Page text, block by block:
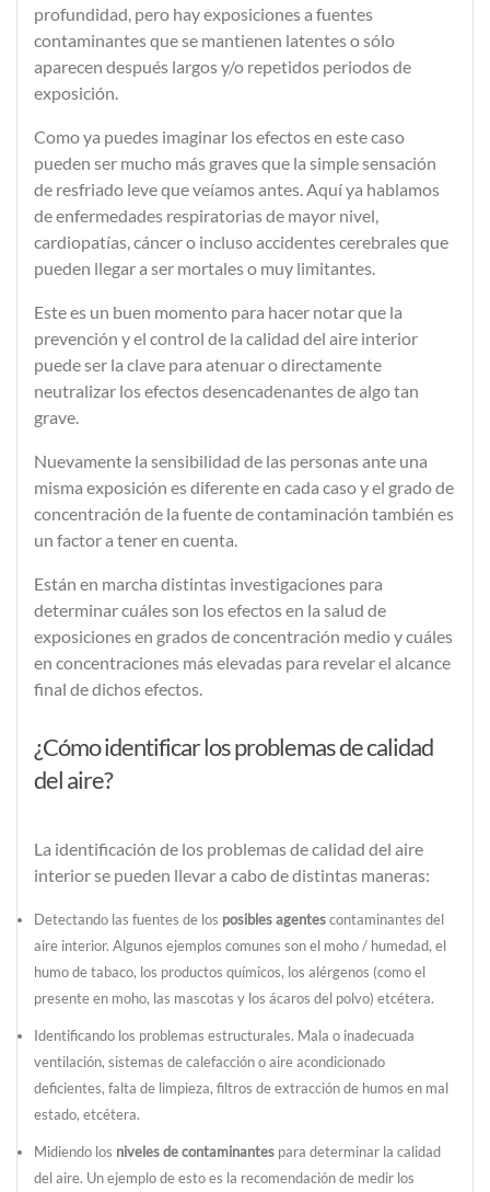
profundidad, pero hay exposiciones a fuentes
contaminantes que se mantienen latenteso sólo
aparecen después largos y/o repetidos periodos de
exposición.
Como ya puedes imaginar los efectos en este caso
pueden ser mucho más graves que la simple sensación
de resfriado leve que veíamos antes. Aquí ya hablamos
deenfermedades respiratoriasde mayor nivel,
cardiopatías,cáncero inclusoaccidentes cerebralesque
pueden llegar a ser mortales o muy limitantes.
Este es un buen momento para hacer notar que la
prevención y el control de la calidad del aire interior
puede ser la clave para atenuar o directamente
neutralizar los efectos desencadenantes de algo tan
grave.
Nuevamente la sensibilidad de las personas ante una
misma exposición es diferente en cada caso y el grado de
concentración de la fuente de contaminación también es
un factor a tener en cuenta.
Están en marcha distintas investigaciones para
determinar cuáles son los efectos en la salud de
exposiciones en grados de concentración medio y cuáles
en concentraciones más elevadas para revelar el alcance
final de dichos efectos.
¿Cómo identificar los problemas de calidad
del aire?
La identificación de los problemas de calidad del aire
interior se pueden llevar a cabo de distintas maneras:
Detectando las fuentes de los posibles agentescontaminantes del
aire interior. Algunos ejemplos comunes son el moho / humedad, el
humo de tabaco, los productos químicos, los alérgenos (como el
presente en moho, las mascotas y los ácaros del polvo) etcétera.
Identificando los problemas estructurales. Mala o inadecuada
ventilación, sistemas de calefacción o aire acondicionado
deficientes, falta de limpieza, filtros de extracción de humos en mal
estado, etcétera.
Midiendo los niveles de contaminantes para determinar la calidad
del aire. Un ejemplo de esto es la recomendación de medir los